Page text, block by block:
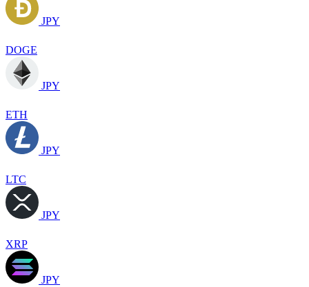
JPY
DOGE
JPY
ETH
JPY
LTC
JPY
XRP
JPY